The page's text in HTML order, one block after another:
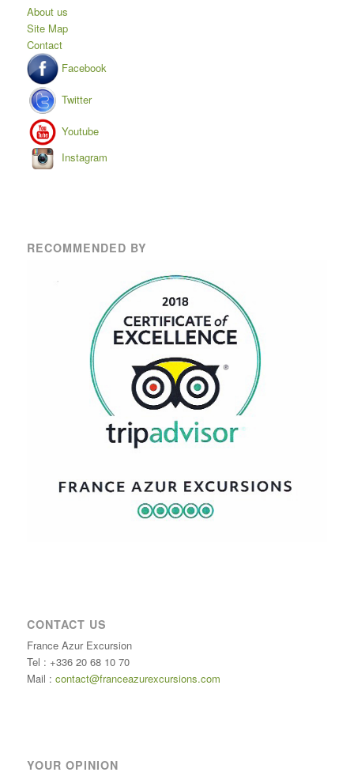
About us
Site Map
Contact
Facebook
Twitter
Youtube
Instagram
RECOMMENDED BY
CONTACT US
France Azur Excursion
Tel : +336 20 68 10 70
Mail : contact@franceazurexcursions.com
YOUR OPINION